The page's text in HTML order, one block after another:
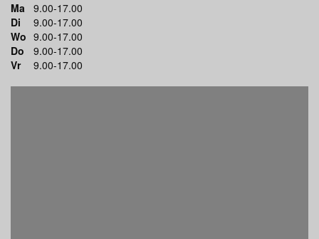
Ma 9.00-17.00
Di
9.00-17.00
Wo 9.00-17.00
Do
9.00-17.00
Vr
9.00-17.00